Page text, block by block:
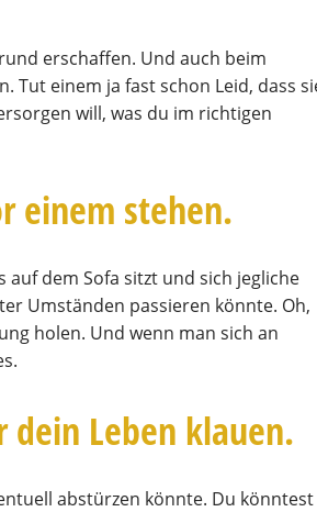
erschaffen. Und auch beim
Tut einem ja fast schon Leid, dass
will, was du im richtigen
einem stehen.
auf dem Sofa sitzt und sich jegliche
Umständen passieren könnte. Oh,
holen. Und wenn man sich an
Leben klauen.
abstürzen könnte. Du könntest